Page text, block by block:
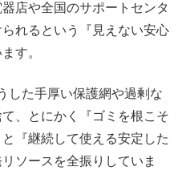
店や全国のサポートセンタ
れるという『見えない安心
す。
した手厚い保護網や過剰な
、とにかく『ゴミを根こそ
『継続して使える安定した
ソースを全振りしていま